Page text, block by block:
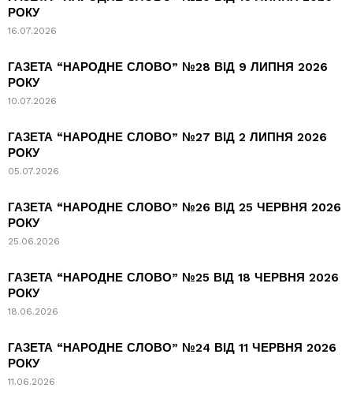
РОКУ
16.07.2026
ГАЗЕТА “НАРОДНЕ СЛОВО” №28 ВІД 9 ЛИПНЯ 2026
РОКУ
10.07.2026
ГАЗЕТА “НАРОДНЕ СЛОВО” №27 ВІД 2 ЛИПНЯ 2026
РОКУ
05.07.2026
ГАЗЕТА “НАРОДНЕ СЛОВО” №26 ВІД 25 ЧЕРВНЯ 2026
РОКУ
25.06.2026
ГАЗЕТА “НАРОДНЕ СЛОВО” №25 ВІД 18 ЧЕРВНЯ 2026
РОКУ
18.06.2026
ГАЗЕТА “НАРОДНЕ СЛОВО” №24 ВІД 11 ЧЕРВНЯ 2026
РОКУ
11.06.2026